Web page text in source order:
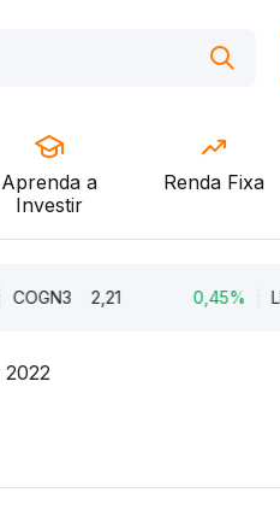
Aprenda a
Investir
Renda Fixa
2,21 LREN3